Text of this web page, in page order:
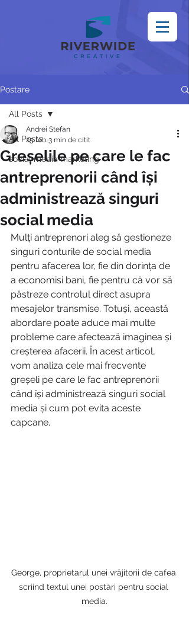
Postare
All Posts
social media marketing
All Posts
Greșelile pe care le fac
antreprenorii când își
administrează singuri
social media
Andrei Stefan
25 feb.3 min de citit
Mulți antreprenori aleg să gestioneze
singuri conturile de social media
pentru afacerea lor, fie din dorința de
a economisi bani, fie pentru că vor să
păstreze controlul direct asupra
mesajelor transmise. Totuși, această
abordare poate aduce mai multe
probleme care afectează imaginea și
creșterea afacerii. În acest articol,
vom analiza cele mai frecvente
greșeli pe care le fac antreprenorii
când își administrează singuri social
media și cum pot evita aceste
capcane.
George, proprietarul unei vrăjitorii de cafea
scriind textul unei postări pentru social
media.